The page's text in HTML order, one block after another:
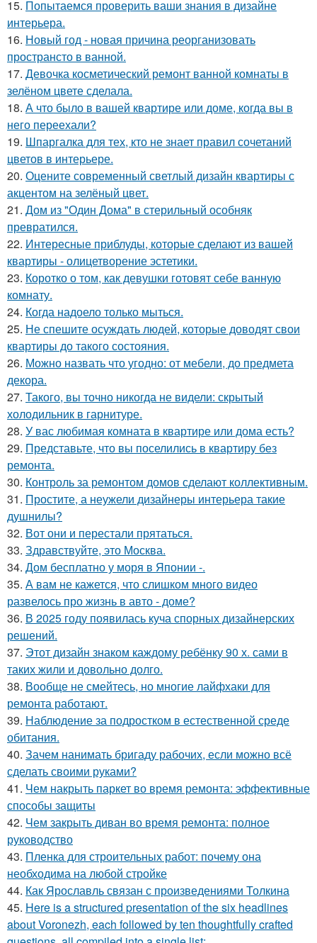
15. Попытаемся проверить ваши знания в дизайне
интерьера.
16. Новый год - новая причина реорганизовать
пространсто в ванной.
17. Девочка косметический ремонт ванной комнаты в
зелёном цвете сделала.
18. А что было в вашей квартире или доме, когда вы в
него переехали?
19. Шпаргалка для тех, кто не знает правил сочетаний
цветов в интерьере.
20. Оцените современный светлый дизайн квартиры с
акцентом на зелёный цвет.
21. Дом из "Один Дома" в стерильный особняк
превратился.
22. Интересные приблуды, которые сделают из вашей
квартиры - олицетворение эстетики.
23. Коротко о том, как девушки готовят себе ванную
комнату.
24. Когда надоело только мыться.
25. Не спешите осуждать людей, которые доводят свои
квартиры до такого состояния.
26. Можно назвать что угодно: от мебели, до предмета
декора.
27. Такого, вы точно никогда не видели: скрытый
холодильник в гарнитуре.
28. У вас любимая комната в квартире или дома есть?
29. Представьте, что вы поселились в квартиру без
ремонта.
30. Контроль за ремонтом домов сделают коллективным.
31. Простите, а неужели дизайнеры интерьера такие
душнилы?
32. Вот они и перестали прятаться.
33. Здравствуйте, это Москва.
34. Дом бесплатно у моря в Японии -.
35. А вам не кажется, что слишком много видео
развелось про жизнь в авто - доме?
36. В 2025 году появилась куча спорных дизайнерских
решений.
37. Этот дизайн знаком каждому ребёнку 90 х. сами в
таких жили и довольно долго.
38. Вообще не смейтесь, но многие лайфхаки для
ремонта работают.
39. Наблюдение за подростком в естественной среде
обитания.
40. Зачем нанимать бригаду рабочих, если можно всё
сделать своими руками?
41. Чем накрыть паркет во время ремонта: эффективные
способы защиты
42. Чем закрыть диван во время ремонта: полное
руководство
43. Пленка для строительных работ: почему она
необходима на любой стройке
44. Как Ярославль связан с произведениями Толкина
45. Here is a structured presentation of the six headlines
about Voronezh, each followed by ten thoughtfully crafted